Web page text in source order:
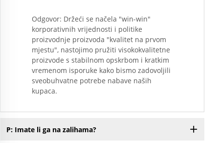
Odgovor: Držeći se načela "win-win"
korporativnih vrijednosti i politike
proizvodnje proizvoda "kvalitet na prvom
mjestu", nastojimo pružiti visokokvalitetne
proizvode s stabilnom opskrbom i kratkim
vremenom isporuke kako bismo zadovoljili
sveobuhvatne potrebe nabave naših
kupaca.
P: Imate li ga na zalihama?